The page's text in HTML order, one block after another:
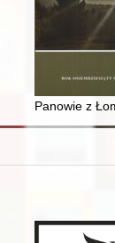
koni arabskich w
Panowie z